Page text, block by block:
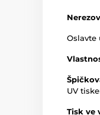
Oslavte
UV
Tisk ve